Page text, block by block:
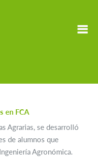
en FCA
Agrarias, se desarrolló
de alumnos que
Agronómica.